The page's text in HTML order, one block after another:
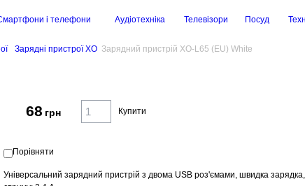
і телефони Аудіотехніка Телевізори Посуд
Зарядні пристрої XO Зарядний пристрій XO-L65 (EU) White
68 грн Купити
Порівняти
Універсальний зарядний пристрій з двома USB роз'ємами, швидка